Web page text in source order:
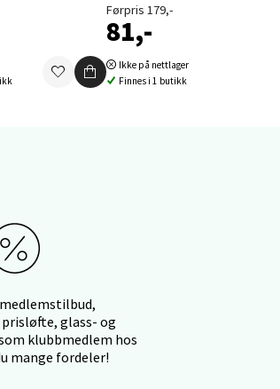
Førpris 179,-
81,-
Ikke på nettlager
Finnes i 1 butikk
prisløfte, glass- og
klubbmedlem hos
mange fordeler!